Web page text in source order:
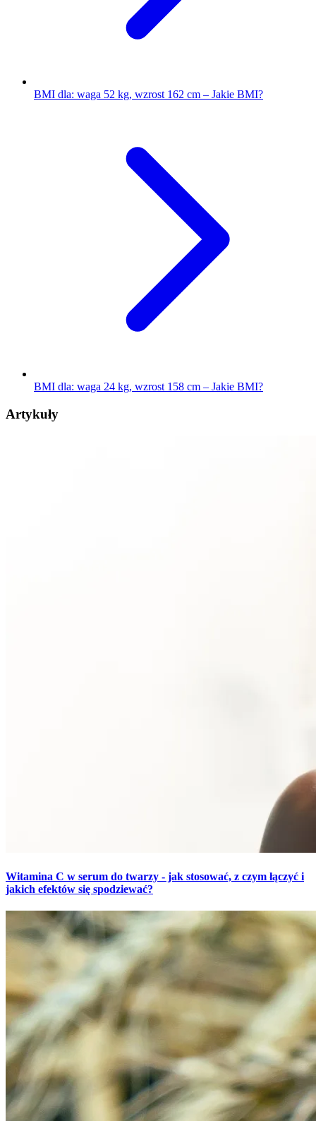
BMI dla: waga 52 kg, wzrost 162 cm – Jakie BMI?
BMI dla: waga 24 kg, wzrost 158 cm – Jakie BMI?
Artykuły
Witamina C w serum do twarzy - jak stosować, z czym łączyć i
jakich efektów się spodziewać?